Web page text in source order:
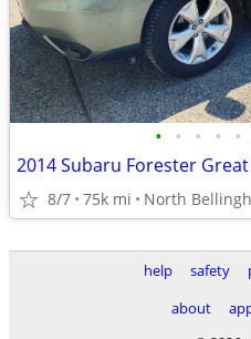
• • • • •
8/7 75k mi North
help safety
about